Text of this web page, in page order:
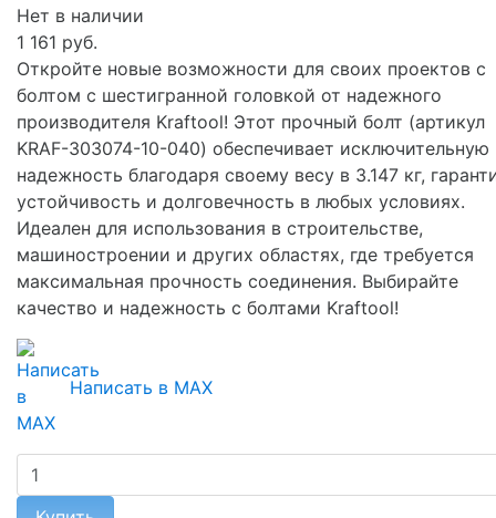
Нет в наличии
1 161 руб.
Откройте новые возможности для своих проектов с
болтом с шестигранной головкой от надежного
производителя Kraftool! Этот прочный болт (артикул
KRAF-303074-10-040) обеспечивает исключительную
надежность благодаря своему весу в 3.147 кг,
устойчивость и долговечность в любых условиях.
Идеален для использования в строительстве,
машиностроении и других областях, где требуется
максимальная прочность соединения. Выбирайте
качество и надежность с болтами Kraftool!
Написать в MAX